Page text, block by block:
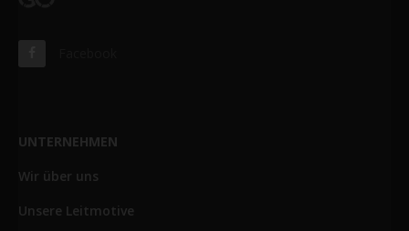
UNTERNEHMEN
Wir über uns
Unsere Leitmotive